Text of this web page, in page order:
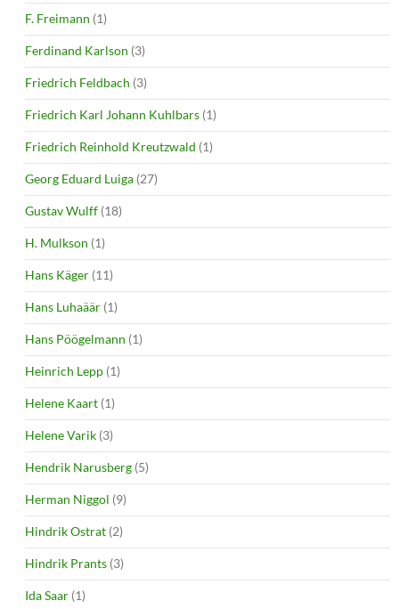
F. Freimann (1)
Ferdinand Karlson (3)
Friedrich Feldbach (3)
Friedrich Karl Johann Kuhlbars (1)
Friedrich Reinhold Kreutzwald (1)
Georg Eduard Luiga (27)
Gustav Wulff (18)
H. Mulkson (1)
Hans Käger (11)
Hans Luhaäär (1)
Hans Pöögelmann (1)
Heinrich Lepp (1)
Helene Kaart (1)
Helene Varik (3)
Hendrik Narusberg (5)
Herman Niggol (9)
Hindrik Ostrat (2)
Hindrik Prants (3)
Ida Saar (1)